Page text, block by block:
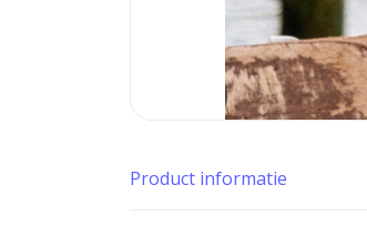
Product informatie